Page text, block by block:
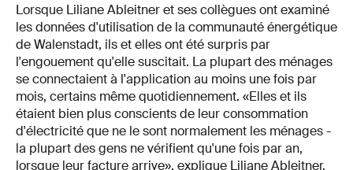
Lorsque Liliane Ableitner et ses collègues ont examiné
les données d'utilisation de la communauté énergétique
de Walenstadt, ils et elles ont été surpris par
l'engouement qu'elle suscitait. La plupart des ménages
se connectaient à l'application au moins une fois par
mois, certains même quotidiennement. «Elles et ils
étaient bien plus conscients de leur consommation
d'électricité que ne le sont normalement les ménages -
la plupart des gens ne vérifient qu'une fois par an,
lorsque leur facture arrive», explique Liliane Ableitner.